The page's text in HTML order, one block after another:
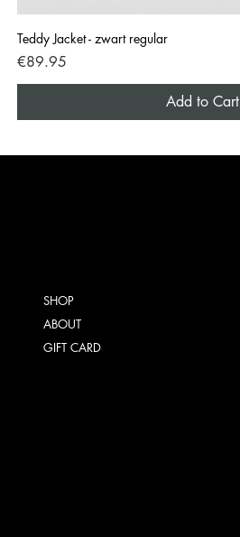
Teddy Jacket - zwart regular
Price
€89.95
Add to Cart
SHOP
ABOUT
GIFT CARD